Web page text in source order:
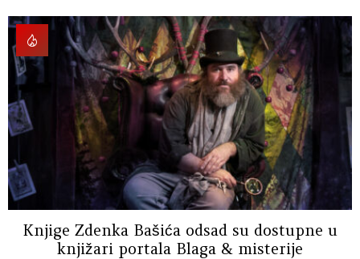
Knjige Zdenka Bašića odsad su dostupne u
knjižari portala Blaga & misterije